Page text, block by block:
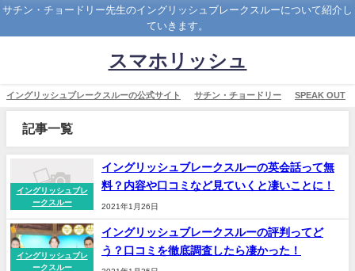
サチン・チョードリー先生のイングリッシュブレークスルーについて紹介し
ていきます。
スマホリッシュ
イングリッシュブレークスルーの公式サイト サチン・チョードリー SPEAK OUT
記事一覧
イングリッシュブレ
ークスルー
イングリッシュブレークスルーの英会話って無
料？内容や口コミなど見ていくと凄いことに！
2021年1月26日
イングリッシュブレ
ークスルー
イングリッシュブレークスルーの評判ってど
う？口コミを徹底調査したら凄かった！